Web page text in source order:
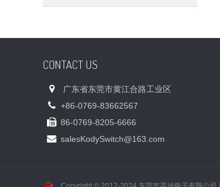
CONTACT US
广东省东莞市黄江合路工业区
+86-0769-83662567
86-0769-8205-6666
salesKodySwitch@163.com